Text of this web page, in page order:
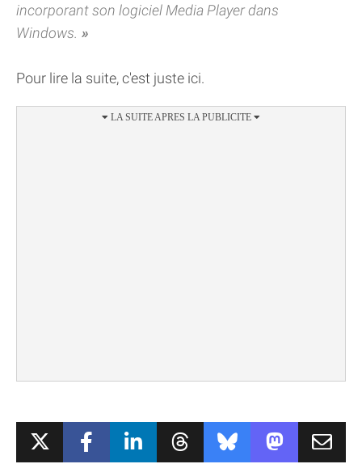
incorporant son logiciel Media Player dans
Windows.
Pour lire la suite, c'est juste ici.